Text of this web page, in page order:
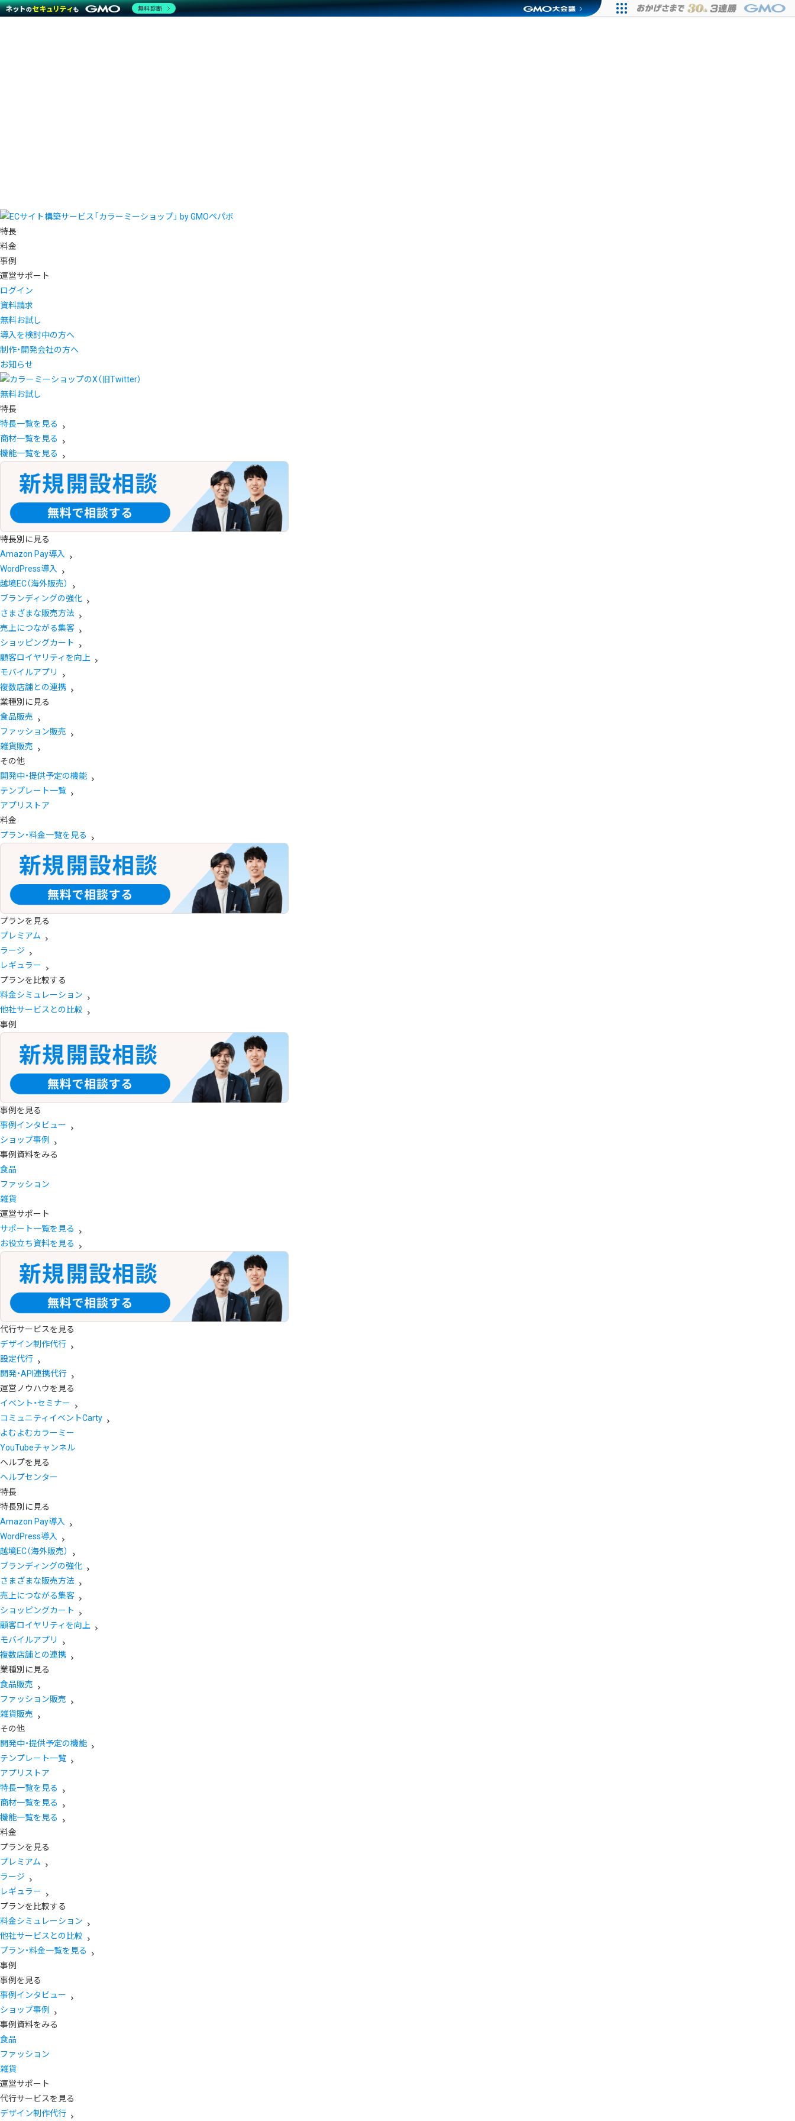
特長
料金
事例
運営サポート
ログイン
資料請求
無料お試し
導入を検討中の方へ
制作・開発会社の方へ
お知らせ
無料お試し
特長
特長一覧を見る
商材一覧を見る
機能一覧を見る
特長別に見る
Amazon Pay導入
WordPress導入
越境EC（海外販売）
ブランディングの強化
さまざまな販売方法
売上につながる集客
ショッピングカート
顧客ロイヤリティを向上
モバイルアプリ
複数店舗との連携
業種別に見る
食品販売
ファッション販売
雑貨販売
その他
開発中・提供予定の機能
テンプレート一覧
アプリストア
料金
プラン・料金一覧を見る
プランを見る
プレミアム
ラージ
レギュラー
プランを比較する
料金シミュレーション
他社サービスとの比較
事例
事例を見る
事例インタビュー
ショップ事例
事例資料をみる
食品
ファッション
雑貨
運営サポート
サポート一覧を見る
お役立ち資料を見る
代行サービスを見る
デザイン制作代行
設定代行
開発・API連携代行
運営ノウハウを見る
イベント・セミナー
コミュニティイベントCarty
よむよむカラーミー
YouTubeチャンネル
ヘルプを見る
ヘルプセンター
特長
特長別に見る
Amazon Pay導入
WordPress導入
越境EC（海外販売）
ブランディングの強化
さまざまな販売方法
売上につながる集客
ショッピングカート
顧客ロイヤリティを向上
モバイルアプリ
複数店舗との連携
業種別に見る
食品販売
ファッション販売
雑貨販売
その他
開発中・提供予定の機能
テンプレート一覧
アプリストア
特長一覧を見る
商材一覧を見る
機能一覧を見る
料金
プランを見る
プレミアム
ラージ
レギュラー
プランを比較する
料金シミュレーション
他社サービスとの比較
プラン・料金一覧を見る
事例
事例を見る
事例インタビュー
ショップ事例
事例資料をみる
食品
ファッション
雑貨
運営サポート
代行サービスを見る
デザイン制作代行
無料診断